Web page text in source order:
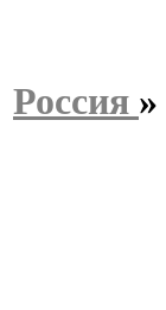
Россия »